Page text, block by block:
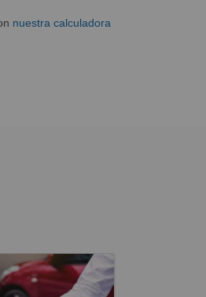
nuestra calculadora